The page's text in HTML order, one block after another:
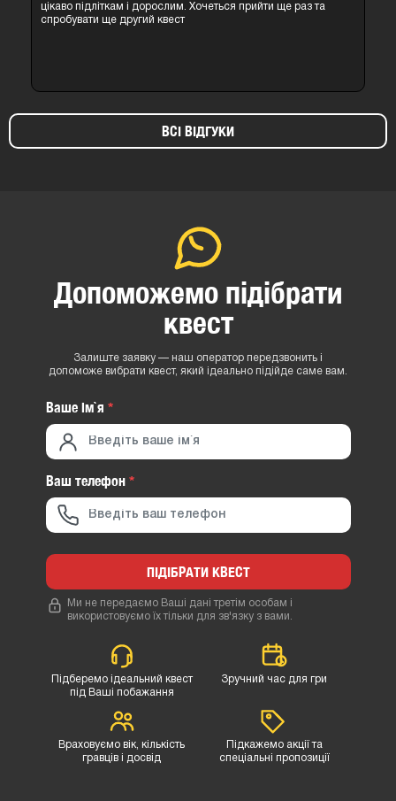
цікаво підліткам і дорослим. Хочеться прийти ще раз та
спробувати ще другий квест
ВСІ ВІДГУКИ
Допоможемо підібрати
квест
Залиште заявку — наш оператор передзвонить і
допоможе вибрати квест, який ідеально підійде саме вам.
Ваше iм`я *
Ваш телефон*
ПІДІБРАТИ КВЕСТ
Ми не передаємо Ваші дані третім особам і
використовуємо їх тільки для зв'язку з вами.
Підберемо ідеальний квест
під Ваші побажання
Зручний час для гри
Враховуємо вік, кількість
гравців і досвід
Підкажемо акції та
спеціальні пропозиції